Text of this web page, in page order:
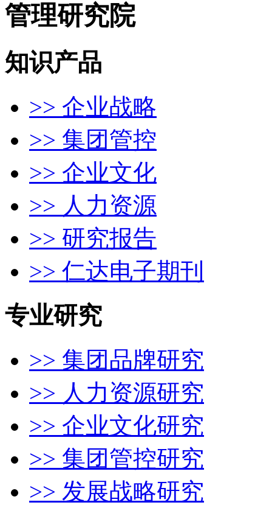
管理研究院
知识产品
>> 企业战略
>> 集团管控
>> 企业文化
>> 人力资源
>> 研究报告
>> 仁达电子期刊
专业研究
>> 集团品牌研究
>> 人力资源研究
>> 企业文化研究
>> 集团管控研究
>> 发展战略研究